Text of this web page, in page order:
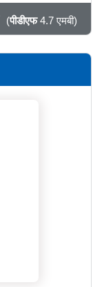
(पीडीएफ4.7 एमबी)